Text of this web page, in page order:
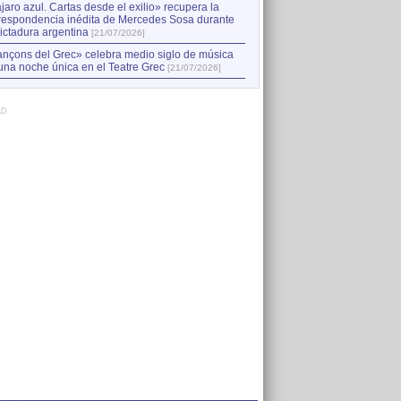
azul. Cartas desde el exilio» recupera la
inédita de Mercedes Sosa durante
argentina [21/07/2026]
del Grec» celebra medio siglo de música
noche única en el Teatre Grec [21/07/2026]